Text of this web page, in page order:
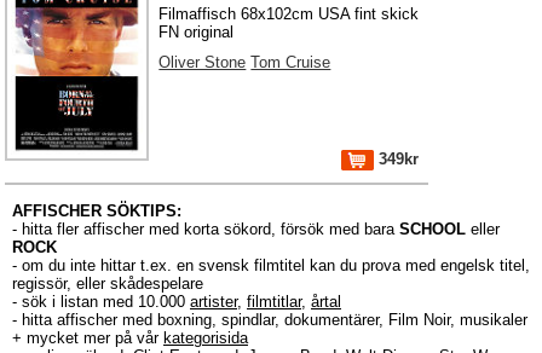
Filmaffisch 68x102cm USA fint skick
FN original
Oliver Stone Tom Cruise
349kr
AFFISCHER SÖKTIPS:
- hitta fler affischer med korta sökord, försök med bara SCHOOL eller
ROCK
- om du inte hittar t.ex. en svensk filmtitel kan du prova med engelsk titel,
regissör, eller skådespelare
- sök i listan med 10.000 artister, filmtitlar, årtal
- hitta affischer med boxning, spindlar, dokumentärer, Film Noir, musikaler
+ mycket mer på vår kategorisida